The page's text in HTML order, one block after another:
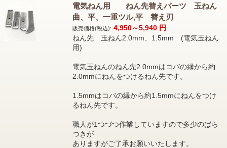
電気ねん用 ねん先替えパーツ 玉ねん
曲、平、一重ツル,平 替え刃
販売価格(税込): 4,950～5,940 円
ねん先 玉ねん2.0mm、1.5mm (電気玉ねん
用)
電気玉ねんのねん先2.0mmはコバの縁から約
2.0mmにねんをつけるねん先です。
1.5mmはコバの縁から約1.5mmにねんをつけ
るねん先です。
職人が1つづつ作業していますので多少のばら
つきが
ありますがご了承お願いいたします。